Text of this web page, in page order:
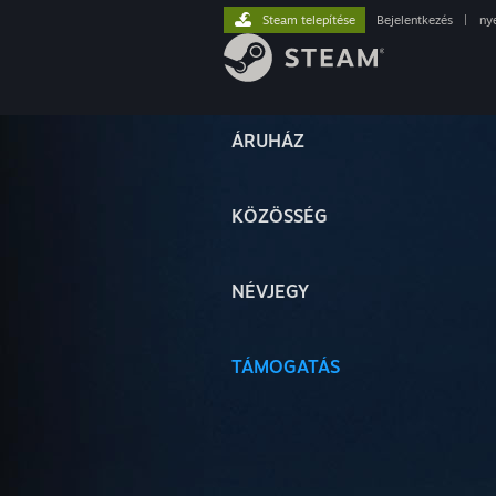
ÁRUHÁZ
KÖZÖSSÉG
NÉVJEGY
TÁMOGATÁS
Steam telepítése Bejelentkezés